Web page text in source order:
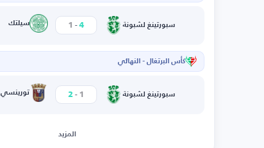
سبورتينغ لشبونة 4
-
1 سيلتك
كأس البرتغال - النهائي
سبورتينغ لشبونة 1
-
2 تورينسي
المزيد